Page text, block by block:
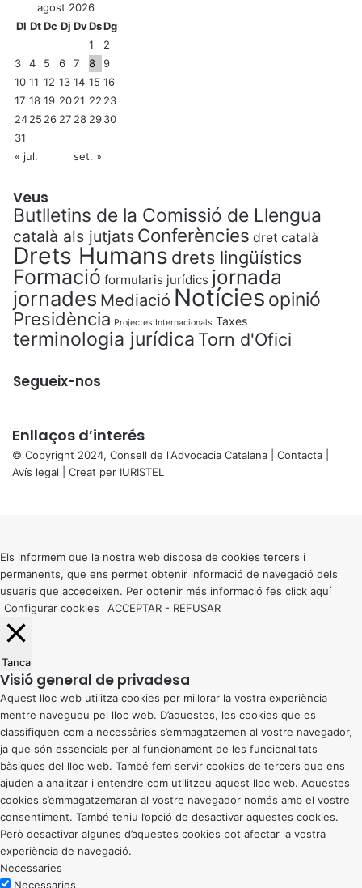
agost 2026
Dl DtDc Dj DvDsDg
1
2
3
4 5 6 7 8
9
10 11 12 13 14 15 16
17 18 19 2021 22 23
2425 26 27 28 2930
31
« jul.
set. »
Veus
Butlletins de la Comissió de Llengua
català als jutjats Conferències dret català
Drets Humans drets lingüístics
Formació formularis jurídics jornada
jornades Mediació Notícies opinió
Presidència Projectes Internacionals Taxes
terminologia jurídica Torn d'Ofici
Segueix-nos
Enllaços d’interés
© Copyright 2024, Consell de l'Advocacia Catalana | Contacta
Avís legal | Creat per IURISTEL
button
Els informem que la nostra web disposa de cookies tercers i
permanents, que ens permet obtenir informació de navegació dels
usuaris que accedeixen. Per obtenir més informació fes click aquí
Configurar cookies
ACCEPTAR - REFUSAR
Tanca
Visió general de privadesa
Aquest lloc web utilitza cookies per millorar la vostra experiència
mentre navegueu pel lloc web. D’aquestes, les cookies que es
classifiquen com a necessàries s’emmagatzemen al vostre navegador,
ja que són essencials per al funcionament de les funcionalitats
bàsiques del lloc web. També fem servir cookies de tercers que ens
ajuden a analitzar i entendre com utilitzeu aquest lloc web. Aquestes
cookies s’emmagatzemaran al vostre navegador només amb el vostre
consentiment. També teniu l’opció de desactivar aquestes cookies.
Però desactivar algunes d’aquestes cookies pot afectar la vostra
experiència de navegació.
Necessaries
Necessaries